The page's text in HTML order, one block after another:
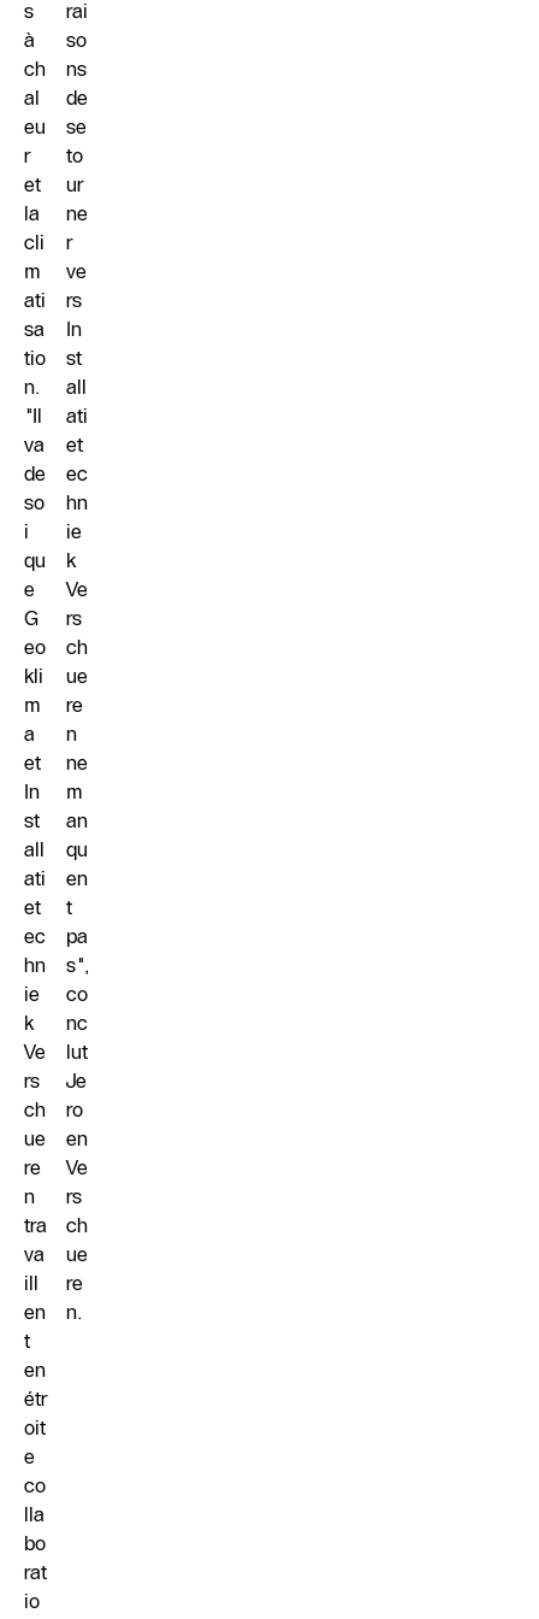
s
à
ch
al
eu
r
et
la
cli
m
ati
sa
tio
n.
"Il
va
de
so
i
qu
e
G
eo
kli
m
a
et
In
st
all
ati
et
ec
hn
ie
k
Ve
rs
ch
ue
re
n
tra
va
ill
en
t
en
étr
oit
e
co
lla
bo
rat
io
rai
so
ns
de
se
to
ur
ne
r
ve
rs
In
st
all
ati
et
ec
hn
ie
k
Ve
rs
ch
ue
re
n
ne
m
an
qu
en
t
pa
s",
co
nc
lut
Je
ro
en
Ve
rs
ch
ue
re
n.